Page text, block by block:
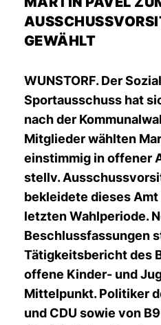
GEWÄHLT
WUNSTORF. Der
Sportausschuss hat
nach der
Mitglieder wählten
einstimmig in offener
stellv.
bekleidete dieses
letzten Wahlperiode.
Beschlussfassungen
Tätigkeitsbericht des
offene Kinder- und
Mittelpunkt. Politiker
und CDU sowie von